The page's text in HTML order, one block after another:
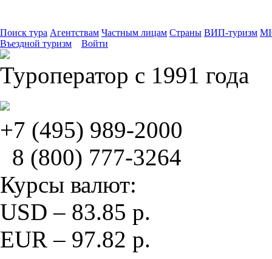
Поиск тура Агентствам Частным лицам Страны ВИП-туризм
Въездной туризм
Войти
Туроператор с 1991 года
+7 (495) 989-2000
8 (800) 777-3264
Курсы валют:
USD – 83.85 р.
EUR – 97.82 р.